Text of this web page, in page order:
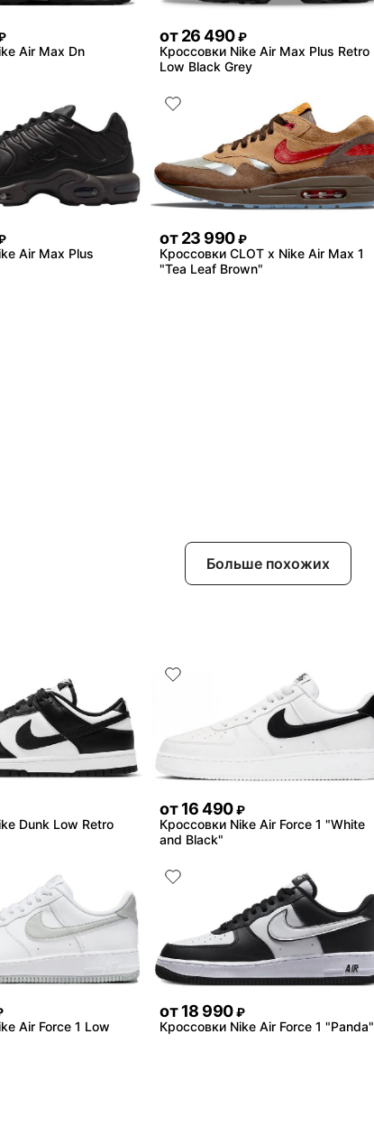
Air Max Dn
от 26 490 ₽
Кроссовки Nike Air Max Plus Retro
Low Black Grey
Air Max Plus
от 23 990 ₽
Кроссовки CLOT x Nike Air Max 1
"Tea Leaf Brown"
Больше похожих
Dunk Low Retro
от 16 490 ₽
Кроссовки Nike Air Force 1 "White
and Black"
Air Force 1 Low
от 18 990 ₽
Кроссовки Nike Air Force 1 "Panda"